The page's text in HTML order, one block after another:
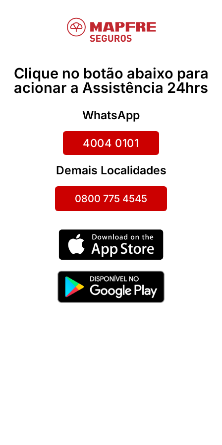
Clique no botão abaixo para
acionar a Assistência 24hrs
WhatsApp
4004 0101
Demais Localidades
0800 775 4545